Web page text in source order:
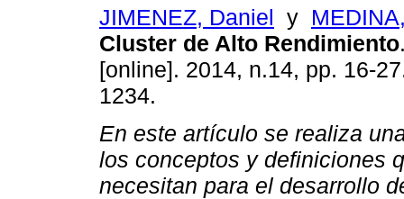
JIMENEZ, Daniel y
Cluster de Alto Rendimiento
[online]. 2014, n.14, pp. 16-
1234.
En este artículo se realiza
los conceptos y definiciones
necesitan para el desarrollo